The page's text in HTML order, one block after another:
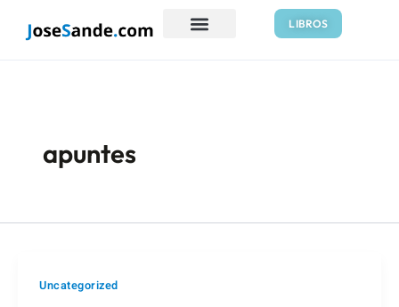
LIBROS
apuntes
Uncategorized